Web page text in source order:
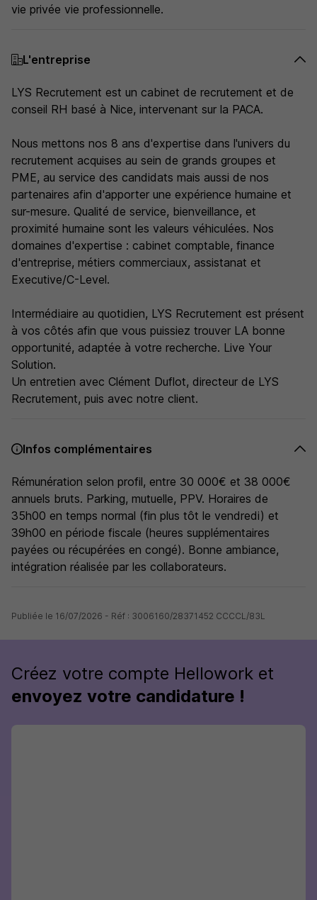
vie privée vie professionnelle.
L'entreprise
LYS Recrutement est un cabinet de recrutement et de
conseil RH basé à Nice, intervenant sur la PACA.
Nous mettons nos 8 ans d'expertise dans l'univers du
recrutement acquises au sein de grands groupes et
PME, au service des candidats mais aussi de nos
partenaires afin d'apporter une expérience humaine et
sur-mesure. Qualité de service, bienveillance, et
proximité humaine sont les valeurs véhiculées. Nos
domaines d'expertise : cabinet comptable, finance
d'entreprise, métiers commerciaux, assistanat et
Executive/C-Level.
Intermédiaire au quotidien, LYS Recrutement est présent
à vos côtés afin que vous puissiez trouver LA bonne
opportunité, adaptée à votre recherche. Live Your
Solution.
Un entretien avec Clément Duflot, directeur de LYS
Recrutement, puis avec notre client.
Infos complémentaires
Rémunération selon profil, entre 30 000€ et 38 000€
annuels bruts. Parking, mutuelle, PPV. Horaires de
35h00 en temps normal (fin plus tôt le vendredi) et
39h00 en période fiscale (heures supplémentaires
payées ou récupérées en congé). Bonne ambiance,
intégration réalisée par les collaborateurs.
Publiée le 16/07/2026 - Réf : 3006160/28371452 CCCCL/83L
Créez votre compte Hellowork et
envoyez votre candidature !